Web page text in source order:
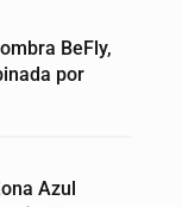
BeFly,
por
Azul